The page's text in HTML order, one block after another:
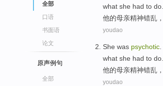
全部
口语
书面语
论文
原声例句
全部
what she had to do
他的母亲精神错乱，
youdao
She was psychotic
what she had to do
他的母亲精神错乱，
youdao